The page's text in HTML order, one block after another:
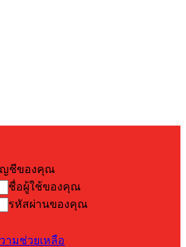
ญชีของคุณ
ชื่อผู้ใช้ของคุณ
รหัสผ่านของคุณ
ามช่วยเหลือ